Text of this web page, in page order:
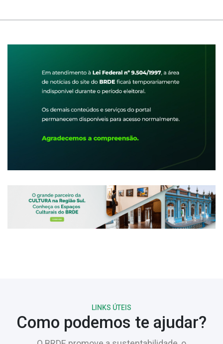
LINKS ÚTEIS
Como podemos te ajudar?